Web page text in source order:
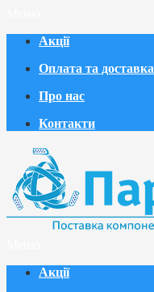
Акції
Оплата та доставка
Про нас
Контакти
Акції